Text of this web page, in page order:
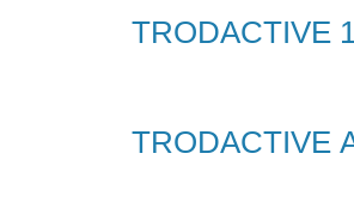
TRODACTIVE
TRODACTIVE